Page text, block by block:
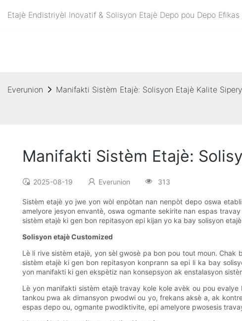
Etajè Endistriyèl Inovatif & Solisyon Etajè Depo pou Depo
Everunion Manifakti Sistèm Etajè: Solisyon Etajè Kalite
Manifakti Sistèm Etajè:
2025-08-19 Everunion 313
Sistèm etajè yo jwe yon wòl enpòtan nan nenpòt depo oswa
amelyore jesyon envantè, oswa ogmante sekirite nan espas
sistèm etajè ki gen bon repitasyon epi kijan yo ka bay solisyon
Solisyon etajè Customized
Lè li rive sistèm etajè, yon sèl gwosè pa bon pou tout moun.
sistèm etajè ki gen bon repitasyon konprann sa epi li ka bay
yon manifakti ki gen ekspètiz nan konsepsyon ak enstalasyon
Lè yon manifakti sistèm etajè travay kole kole avèk ou pou
tankou pwa ak dimansyon pwodwi ou yo, frekans aksè a, ak
espas depo ou, ogmante pwodiktivite, epi amelyore pwosesis